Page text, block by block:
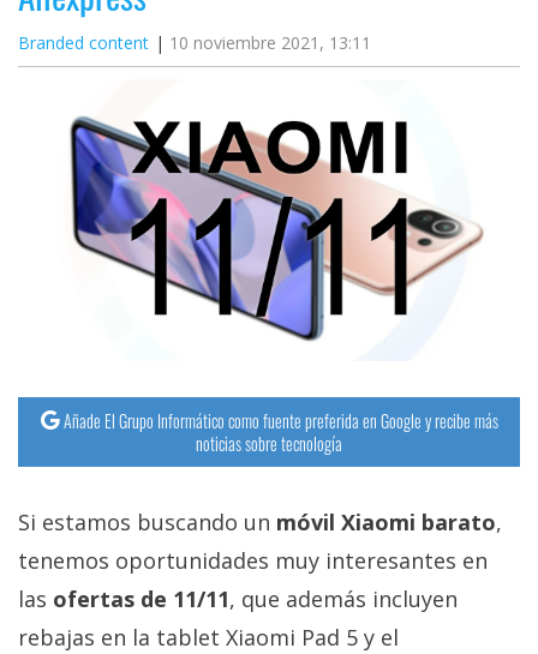
Redes
Plataformas
streaming
Operadores
Tutoriales
Ciberseguridad
Sistemas
operativos
Profesional
Branded content 10 noviembre 2021, 13:11
Añade El Grupo Informático como fuente preferida en Google y recibe más
noticias sobre tecnología
Si estamos buscando un móvil Xiaomi barato,
tenemos oportunidades muy interesantes en
las ofertas de 11/11, que además incluyen
rebajas en la tablet Xiaomi Pad 5 y el